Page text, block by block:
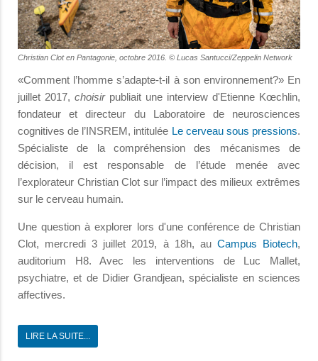
Christian Clot en Pantagonie, octobre 2016. © Lucas Santucci/Zeppelin Network
«Comment l’homme s’adapte-t-il à son environnement?» En
juillet 2017, choisirpubliait une interview d'Etienne Kœchlin,
fondateur et directeur du Laboratoire de neurosciences
cognitives de l’INSREM, intitulée Le cerveau sous pressions.
Spécialiste de la compréhension des mécanismes de
décision, il est responsable de l’étude menée avec
l’explorateur Christian Clot sur l’impact des milieux extrêmes
sur le cerveau humain.
Une question à explorer lors d'une conférence de Christian
Clot, mercredi 3 juillet 2019, à 18h, au Campus Biotech,
auditorium H8. Avec les interventions de Luc Mallet,
psychiatre, et de Didier Grandjean, spécialiste en sciences
affectives.
LIRE LA SUITE...